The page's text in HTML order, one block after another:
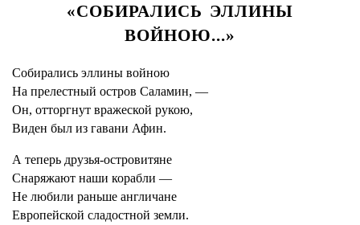
«СОБИРАЛИСЬ ЭЛЛИНЫ
ВОЙНОЮ...»
Собирались эллины войною
На прелестный остров Саламин, —
Он, отторгнут вражеской рукою,
Виден был из гавани Афин.
А теперь друзья-островитяне
Снаряжают наши корабли —
Не любили раньше англичане
Европейской сладостной земли.